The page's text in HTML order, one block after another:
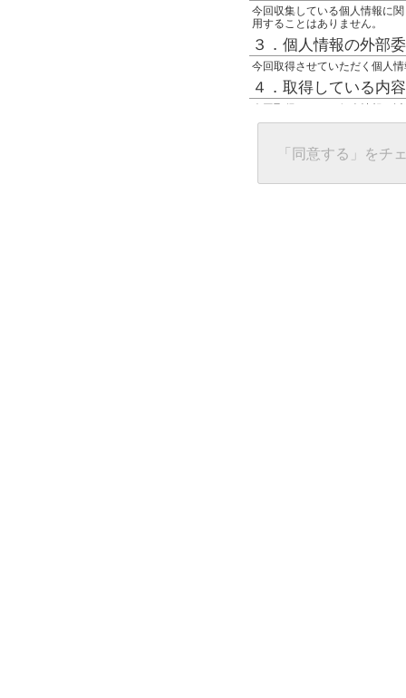
今回収集している個人情報に
用することはありません。
３．個人情報の外部
今回取得させていただく個人
４．取得している内
今回取得している個人情報は
任意の名前
グローバルIPアドレス
接続ホスト情報
５．個人情報に関す
「同意する」をチ